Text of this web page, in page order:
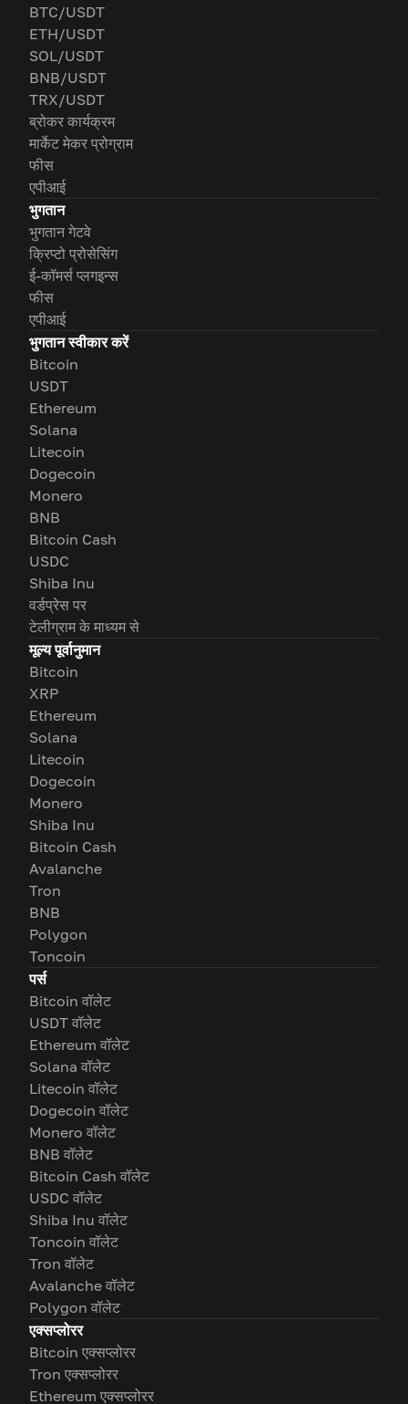
BTC/USDT
ETH/USDT
SOL/USDT
BNB/USDT
TRX/USDT
ब्रोकर कार्यक्रम
मार्केट मेकर प्रोग्राम
फीस
एपीआई
भुगतान
भुगतान गेटवे
क्रिप्टो प्रोसेसिंग
ई-कॉमर्स प्लगइन्स
फीस
एपीआई
भुगतान स्वीकार करें
Bitcoin
USDT
Ethereum
Solana
Litecoin
Dogecoin
Monero
BNB
Bitcoin Cash
USDC
Shiba Inu
वर्डप्रेस पर
टेलीग्राम के माध्यम से
मूल्य पूर्वानुमान
Bitcoin
XRP
Ethereum
Solana
Litecoin
Dogecoin
Monero
Shiba Inu
Bitcoin Cash
Avalanche
Tron
BNB
Polygon
Toncoin
पर्स
Bitcoin वॉलेट
USDT वॉलेट
Ethereum वॉलेट
Solana वॉलेट
Litecoin वॉलेट
Dogecoin वॉलेट
Monero वॉलेट
BNB वॉलेट
Bitcoin Cash वॉलेट
USDC वॉलेट
Shiba Inu वॉलेट
Toncoin वॉलेट
Tron वॉलेट
Avalanche वॉलेट
Polygon वॉलेट
एक्सप्लोरर
Bitcoin एक्सप्लोरर
Tron एक्सप्लोरर
Ethereum एक्सप्लोरर